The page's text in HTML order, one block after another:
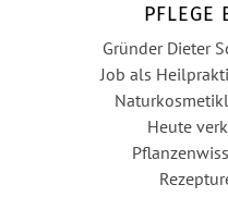
PFLEGE
Gründer Dieter
Job als
Heute